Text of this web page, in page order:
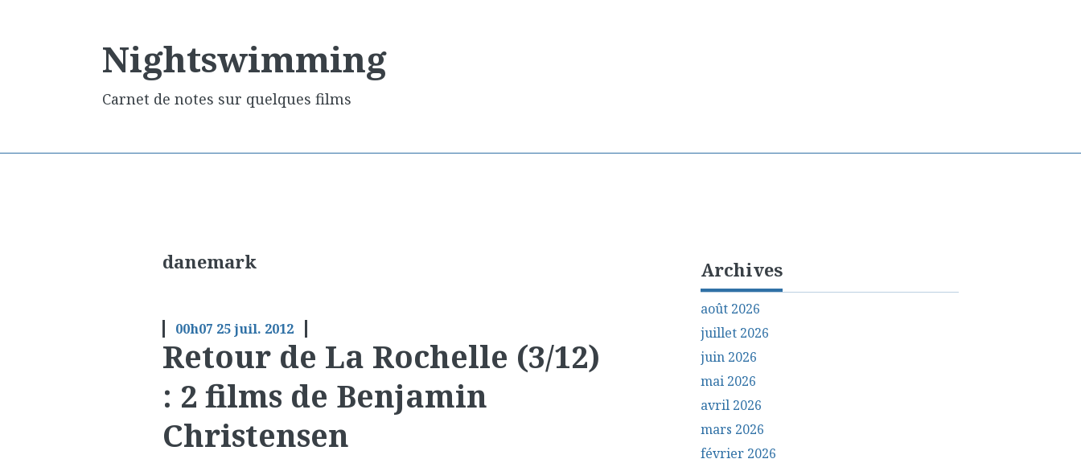
Nightswimming
Carnet de notes sur quelques films
danemark
00h07 25juil. 2012
Retour de La Rochelle (3/12)
: 2 films de Benjamin
Christensen
Archives
août 2026
juillet 2026
juin 2026
mai 2026
avril 2026
mars 2026
février 2026